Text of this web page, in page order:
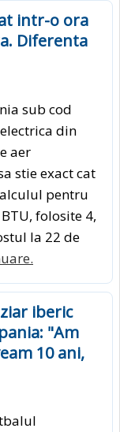
intr-o ora
Diferenta
sub cod
din
aer
stie exact cat
pentru
folosite 4,
la 22 de
iberic
"Am
10 ani,